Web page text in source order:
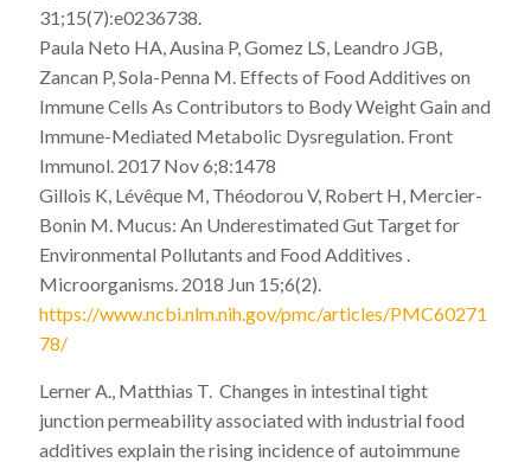
31;15(7):e0236738.
Paula Neto HA, Ausina P, Gomez LS, Leandro JGB,
Zancan P, Sola-Penna M. Effects of Food Additives on
Immune Cells As Contributors to Body Weight Gain and
Immune-Mediated Metabolic Dysregulation. Front
Immunol. 2017 Nov 6;8:1478
Gillois K, Lévêque M, Théodorou V, Robert H, Mercier-
Bonin M. Mucus: An Underestimated Gut Target for
Environmental Pollutants and Food Additives .
Microorganisms. 2018 Jun 15;6(2).
https://www.ncbi.nlm.nih.gov/pmc/articles/PMC60271
78/
Lerner A., Matthias T. Changes in intestinal tight
junction permeability associated with industrial food
additives explain the rising incidence of autoimmune